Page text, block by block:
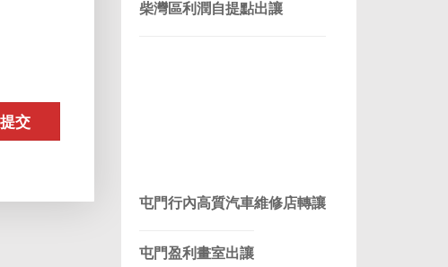
柴灣區利潤自提點出讓
屯門行內高質汽車維修店轉讓
屯門盈利畫室出讓